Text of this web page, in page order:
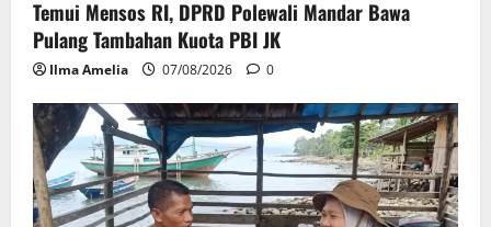
Temui Mensos RI, DPRD Polewali Mandar Bawa
Pulang Tambahan Kuota PBI JK
Ilma Amelia 07/08/2026 0